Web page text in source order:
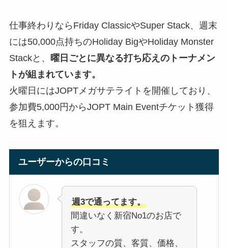
仕事終わりならFriday ClassicやSuper Stack、週末
には50,000点持ちのHoliday BigやHoliday Monster
Stackと、
曜日ごとに異なる打ち応えのトーナメン
トが組まれています。
火曜日にはJOPTメガサテライトを開催しており、
参加費5,000円からJOPT Main Eventチケット獲得
を狙えます。
ユーザーからの口コミ
週3で通ってます。
間違いなく新宿No1のお店で
す。
スタッフの質、客質、価格、